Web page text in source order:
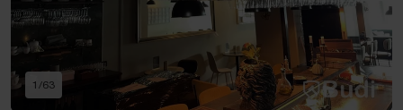
1 /63